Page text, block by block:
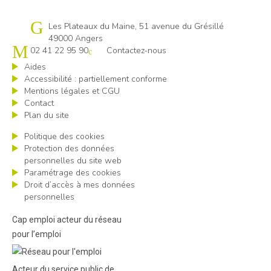
Cap emploi 49
Les Plateaux du Maine, 51 avenue du Grésillé
49000 Angers
02 41 22 95 90
Contactez-nous
Aides
Accessibilité : partiellement conforme
Mentions légales et CGU
Contact
Plan du site
Politique des cookies
Protection des données
personnelles du site web
Paramétrage des cookies
Droit d’accès à mes données
personnelles
Cap emploi acteur du réseau
pour l’emploi